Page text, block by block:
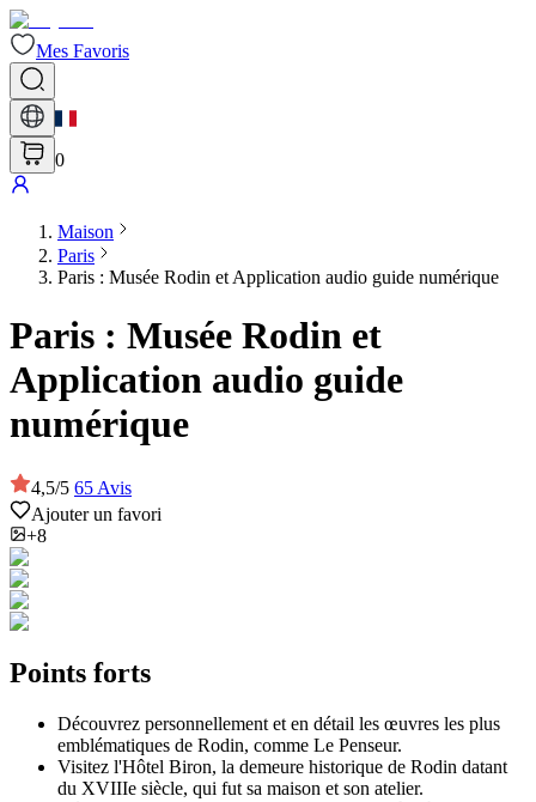
Mes Favoris
0
Maison
Paris
Paris : Musée Rodin et Application audio guide numérique
Paris : Musée Rodin et
Application audio guide
numérique
4,5/5 65 Avis
Ajouter un favori
+8
Points forts
Découvrez personnellement et en détail les œuvres les plus
emblématiques de Rodin, comme Le Penseur.
Visitez l'Hôtel Biron, la demeure historique de Rodin datant
du XVIIIe siècle, qui fut sa maison et son atelier.